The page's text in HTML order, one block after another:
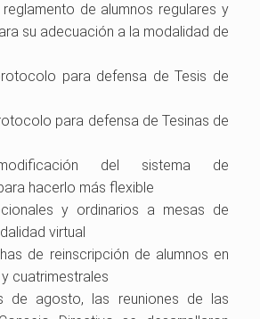
de alumnos regulares y
su adecuación a la modalidad de
para defensa de Tesis de
para defensa de Tesinas de
del sistema de
hacerlo más flexible
y ordinarios a mesas de
virtual
de reinscripción de alumnos en
cuatrimestrales
de agosto, las reuniones de las